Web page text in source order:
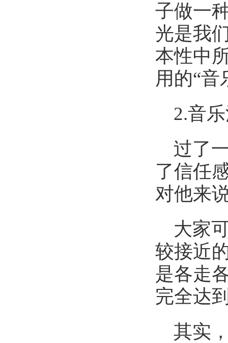
子做一
光是我
本性中
用的“音
2.音
过了
了信任
对他来
大家
较接近
是各走
完全达
其实